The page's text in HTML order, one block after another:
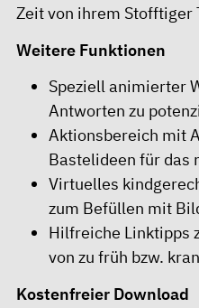
Zeit von ihrem Stofftiger
Weitere Funktionen
Speziell animierter
Antworten zu
Aktionsbereich mit
Bastelideen für das
Virtuelles
zum Befüllen mit
Hilfreiche Linktipps
von zu früh bzw.
Kostenfreier Download